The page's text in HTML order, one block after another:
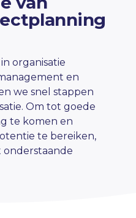
organisatie
en
we snel stappen
Om tot goede
te komen en
te bereiken,
onderstaande